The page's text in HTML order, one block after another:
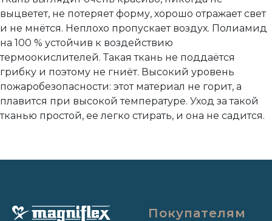
выцветет, не потеряет форму, хорошо отражает свет
и не мнётся. Неплохо пропускает воздух. Полиамид
на 100 % устойчив к воздействию
термоокислителей. Такая ткань не поддаётся
грибку и поэтому не гниёт. Высокий уровень
пожаробезопасности: этот материал не горит, а
плавится при высокой температуре. Уход за такой
тканью простой, ее легко стирать, и она не садится.
Покупателям